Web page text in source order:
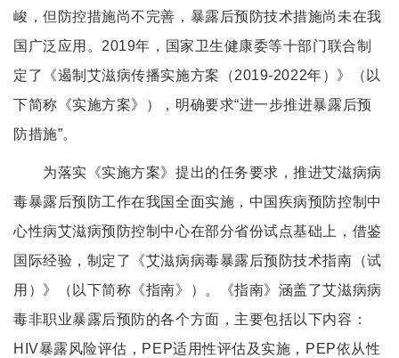
峻，但防控措施尚不完善，暴露后预防技术措施尚未在我
国广泛应用。2019年，国家卫生健康委等十部门联合制
定了《遏制艾滋病传播实施方案（2019-2022年）》（以
下简称《实施方案》），明确要求“进一步推进暴露后预
防措施”。
为落实《实施方案》提出的任务要求，推进艾滋病病
毒暴露后预防工作在我国全面实施，中国疾病预防控制中
心性病艾滋病预防控制中心在部分省份试点基础上，借鉴
国际经验，制定了《艾滋病病毒暴露后预防技术指南（试
用）》（以下简称《指南》）。《指南》涵盖了艾滋病病
毒非职业暴露后预防的各个方面，主要包括以下内容：
HIV暴露风险评估，PEP适用性评估及实施，PEP依从性